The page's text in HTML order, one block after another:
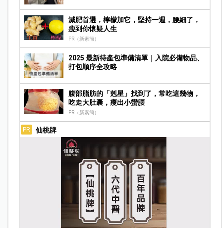
減肥首選，檸檬加它，堅持一週，腰細了，
瘦到你懷疑人生
PR（新素簡）
2025 最新待產包準備清單｜入院必備物品、
打包順序全攻略
腹部脂肪的「剋星」找到了，常吃這幾物，
吃走大肚囊，瘦出小蠻腰
PR（新素簡）
PR 仙桃牌